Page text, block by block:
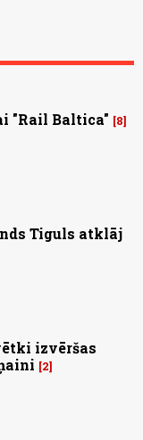
"Rail Baltica" 8
Tiguls atklāj
izvēršas
2